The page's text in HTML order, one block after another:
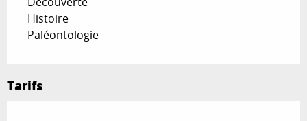
Histoire
Paléontologie
Tarifs